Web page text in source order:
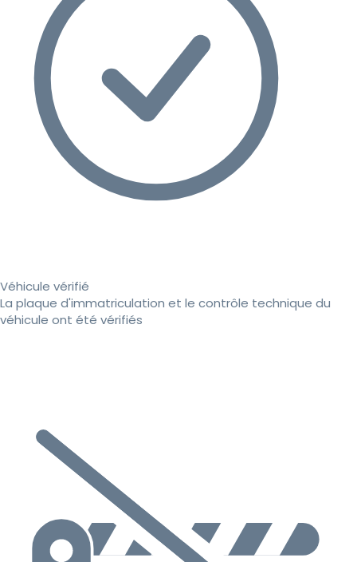
Véhicule vérifié
La plaque d'immatriculation et le contrôle technique du
véhicule ont été vérifiés